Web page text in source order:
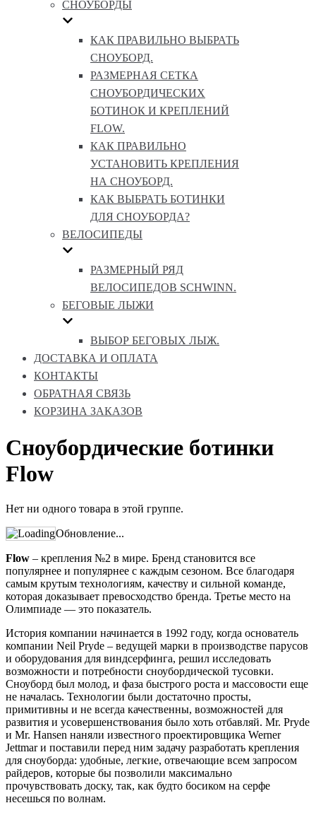
СНОУБОРДЫ
КАК ПРАВИЛЬНО ВЫБРАТЬ
СНОУБОРД.
РАЗМЕРНАЯ СЕТКА
СНОУБОРДИЧЕСКИХ
БОТИНОК И КРЕПЛЕНИЙ
FLOW.
КАК ПРАВИЛЬНО
УСТАНОВИТЬ КРЕПЛЕНИЯ
НА СНОУБОРД.
КАК ВЫБРАТЬ БОТИНКИ
ДЛЯ СНОУБОРДА?
ВЕЛОСИПЕДЫ
РАЗМЕРНЫЙ РЯД
ВЕЛОСИПЕДОВ SCHWINN.
БЕГОВЫЕ ЛЫЖИ
ВЫБОР БЕГОВЫХ ЛЫЖ.
ДОСТАВКА И ОПЛАТА
КОНТАКТЫ
ОБРАТНАЯ СВЯЗЬ
КОРЗИНА ЗАКАЗОВ
Сноубордические ботинки
Flow
Нет ни одного товара в этой группе.
Обновление...
Flow – крепления №2 в мире. Бренд становится все
популярнее и популярнее с каждым сезоном. Все благодаря
самым крутым технологиям, качеству и сильной команде,
которая доказывает превосходство бренда. Третье место на
Олимпиаде — это показатель.
История компании начинается в 1992 году, когда основатель
компании Neil Pryde – ведущей марки в производстве парусов
и оборудования для виндсерфинга, решил исследовать
возможности и потребности сноубордической тусовки.
Сноуборд был молод, и фаза быстрого роста и массовости еще
не началась. Технологии были достаточно просты,
примитивны и не всегда качественны, возможностей для
развития и усовершенствования было хоть отбавляй. Mr. Pryde
и Mr. Hansen наняли известного проектировщика Werner
Jettmar и поставили перед ним задачу разработать крепления
для сноуборда: удобные, легкие, отвечающие всем запросом
райдеров, которые бы позволили максимально
прочувствовать доску, так, как будто босиком на серфе
несешься по волнам.